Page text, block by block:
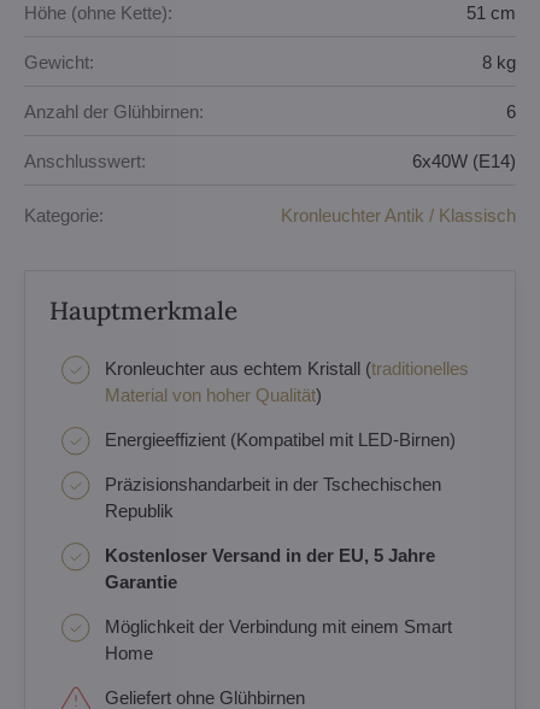
Höhe (ohne Kette): 51 cm
Gewicht: 8 kg
Anzahl der Glühbirnen: 6
Anschlusswert: 6x40W (E14)
Kategorie: Kronleuchter Antik / Klassisch
Hauptmerkmale
Kronleuchter aus echtem Kristall (traditionelles
Material von hoher Qualität)
Energieeffizient (Kompatibel mit LED-Birnen)
Präzisionshandarbeit in der Tschechischen
Republik
Kostenloser Versand in der EU, 5 Jahre
Garantie
Möglichkeit der Verbindung mit einem Smart
Home
Geliefert ohne Glühbirnen